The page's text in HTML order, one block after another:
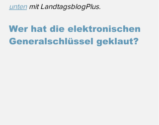
unten mit LandtagsblogPlus.
Wer hat die elektronischen
Generalschlüssel geklaut?